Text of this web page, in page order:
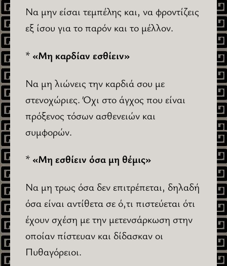
Να μην είσαι τεμπέλης και, να φροντίζεις
εξ ίσου για το παρόν και το μέλλον.
*«Μη καρδίαν εσθίειν»
Να μη λιώνεις την καρδιά σου με
στενοχώριες. Όχι στο άγχος που είναι
πρόξενος τόσων ασθενειών και
συμφορών.
*«Μη εσθίειν όσα μη θέμις»
Να μη τρως όσα δεν επιτρέπεται, δηλαδή
όσα είναι αντίθετα σε ό,τι πιστεύεται ότι
έχουν σχέση με την μετενσάρκωση στην
οποίαν πίστευαν και δίδασκαν οι
Πυθαγόρειοι.